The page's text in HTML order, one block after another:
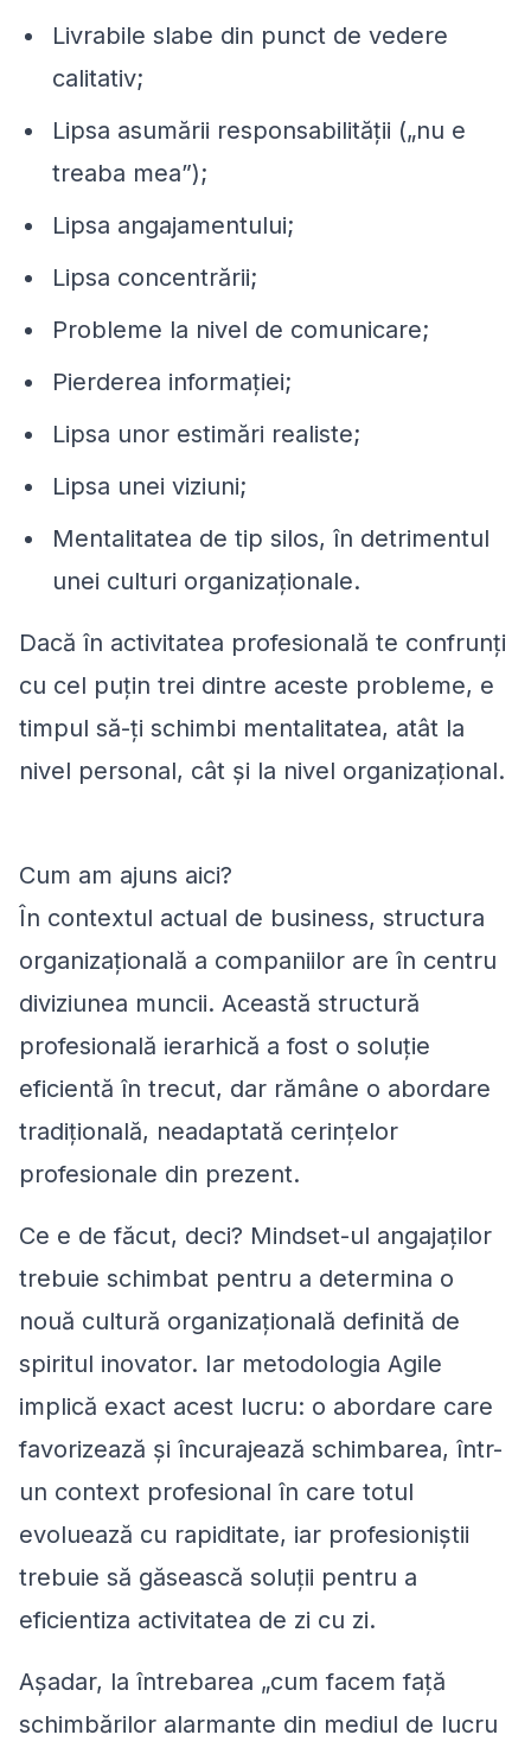
Livrabile slabe din punct de vedere
calitativ;
Lipsa asumării responsabilității („nu e
treaba mea”);
Lipsa angajamentului;
Lipsa concentrării;
Probleme la nivel de comunicare;
Pierderea informației;
Lipsa unor estimări realiste;
Lipsa unei viziuni;
Mentalitatea de tip silos, în detrimentul
unei culturi organizaționale.
Dacă în activitatea profesională te confrunți
cu cel puțin trei dintre aceste probleme, e
timpul să-ți schimbi mentalitatea, atât la
nivel personal, cât și la nivel organizațional.
Cum am ajuns aici?
În contextul actual de business, structura
organizațională a companiilor are în centru
diviziunea muncii. Această structură
profesională ierarhică a fost o soluție
eficientă în trecut, dar rămâne o abordare
tradițională, neadaptată cerințelor
profesionale din prezent.
Ce e de făcut, deci? Mindset-ul angajaților
trebuie schimbat pentru a determina o
nouă cultură organizațională definită de
spiritul inovator. Iar metodologia Agile
implică exact acest lucru: o abordare care
favorizează și încurajează schimbarea, într-
un context profesional în care totul
evoluează cu rapiditate, iar profesioniștii
trebuie să găsească soluții pentru a
eficientiza activitatea de zi cu zi.
Așadar, la întrebarea „cum facem față
schimbărilor alarmante din mediul de lucru